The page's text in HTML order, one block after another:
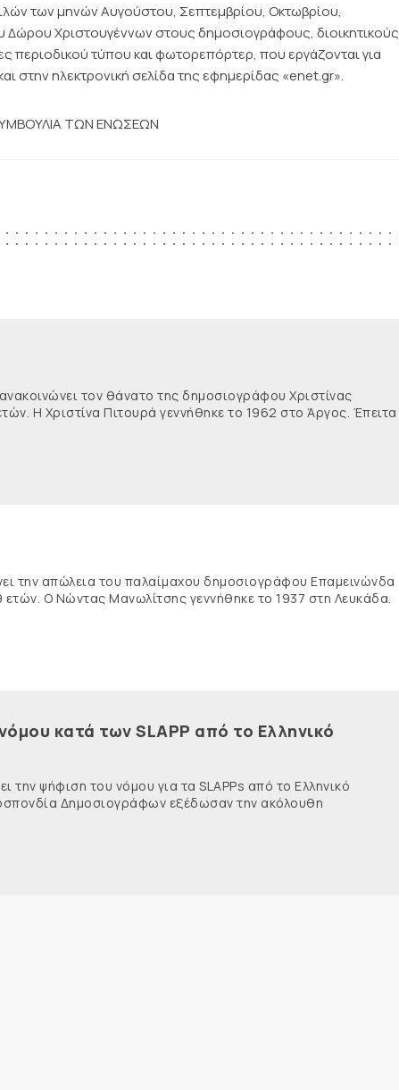
των μηνών Αυγούστου, Σεπτεμβρίου, Οκτωβρίου,
Δώρου Χριστουγέννων στους δημοσιογράφους, διοικητικούς
περιοδικού τύπου και φωτορεπόρτερ, που εργάζονται για
στην ηλεκτρονική σελίδα της εφημερίδας «enet.gr».
ΤΩΝ ΕΝΩΣΕΩΝ
τον θάνατο της δημοσιογράφου Χριστίνας
Η Χριστίνα Πιτουρά γεννήθηκε το 1962 στο Άργος. Έπειτα
την απώλεια του παλαίμαχου δημοσιογράφου Επαμεινώνδα
Ο Νώντας Μανωλίτσης γεννήθηκε το 1937 στη Λευκάδα.
κατά των SLAPP από το Ελληνικό
την ψήφιση του νόμου για τα SLAPPs από το Ελληνικό
Δημοσιογράφων εξέδωσαν την ακόλουθη